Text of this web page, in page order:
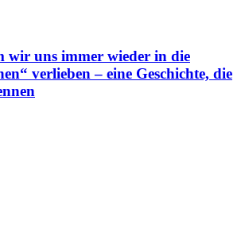
wir uns immer wieder in die
verlieben – eine Geschichte, die